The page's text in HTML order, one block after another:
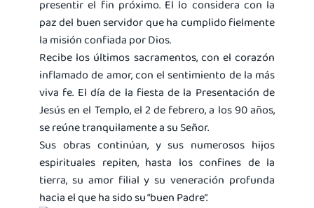
presentir el fin próximo. El lo considera con la
paz del buen servidor que ha cumplido fielmente
la misión confiada por Dios.
Recibe los últimos sacramentos, con el corazón
inflamado de amor, con el sentimiento de la más
viva fe. El día de la fiesta de la Presentación de
Jesús en el Templo, el 2 de febrero, a los 90 años,
se reúne tranquilamente a su Señor.
Sus obras continúan, y sus numerosos hijos
espirituales repiten, hasta los confines de la
tierra, su amor filial y su veneración profunda
hacia el que ha sido su “buen Padre”.